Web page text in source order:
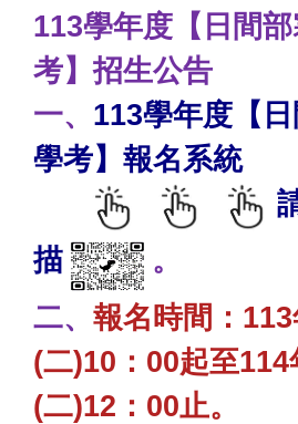
113學年度【日間
考】招生公告
一、 113學年度【
學考】報名系統
描
。
二、 報名時間：
(二)10：00起至114
(二)12：00止。